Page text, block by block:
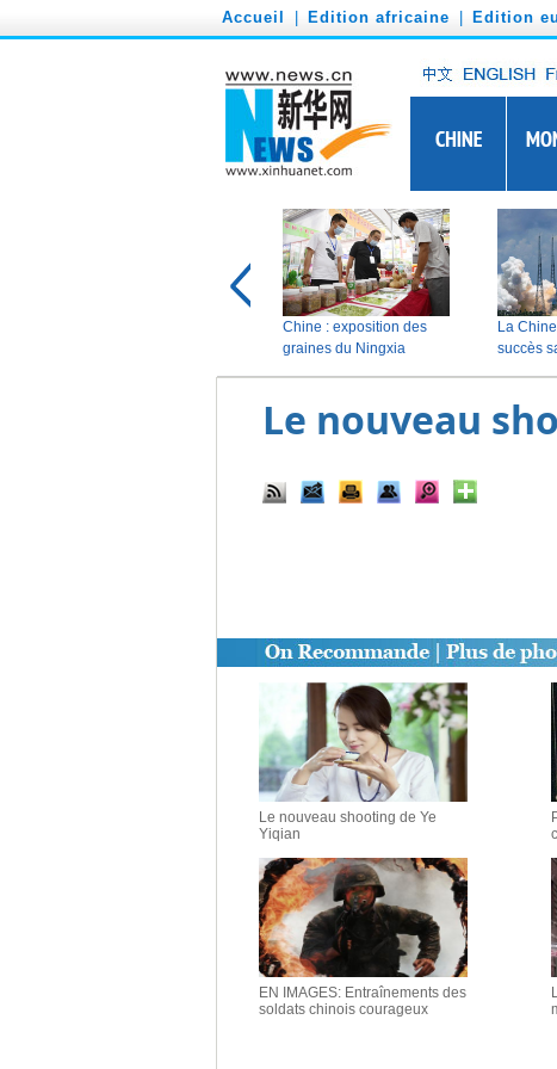
Accueil Edition africaine Edition
Le nouveau
Le nouveau shooting de Ye
Yiqian
EN IMAGES: Entraînements des
soldats chinois courageux